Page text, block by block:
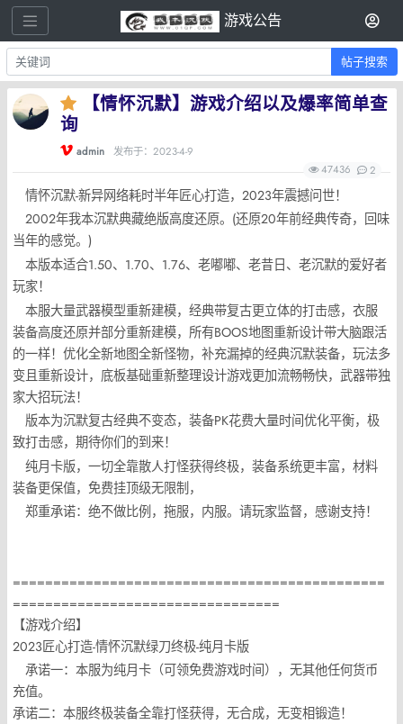
游戏公告
帖子搜索
【情怀沉默】游戏介绍以及爆率简单查
询
admin
发布于：2023-4-9
47436
2
情怀沉默-新异网络耗时半年匠心打造，2023年震撼问世！
2002年我本沉默典藏绝版高度还原。(还原20年前经典传奇，回味
当年的感觉。)
本版本适合1.50、1.70、1.76、老嘟嘟、老昔日、老沉默的爱好者
玩家！
本服大量武器模型重新建模，经典带复古更立体的打击感，衣服
装备高度还原并部分重新建模，所有BOOS地图重新设计带大脑跟活
的一样！优化全新地图全新怪物，补充漏掉的经典沉默装备，玩法多
变且重新设计，底板基础重新整理设计游戏更加流畅畅快，武器带独
家大招玩法！
版本为沉默复古经典不变态，装备PK花费大量时间优化平衡，极
致打击感，期待你们的到来！
纯月卡版，一切全靠散人打怪获得终极，装备系统更丰富，材料
装备更保值，免费挂顶级无限制，
郑重承诺：绝不做比例，拖服，内服。请玩家监督，感谢支持！
==============================================
=================================
【游戏介绍】
2023匠心打造-情怀沉默绿刀终极-纯月卡版
承诺一：本服为纯月卡（可领免费游戏时间），无其他任何货币
充值。
承诺二：本服终极装备全靠打怪获得，无合成，无变相锻造！